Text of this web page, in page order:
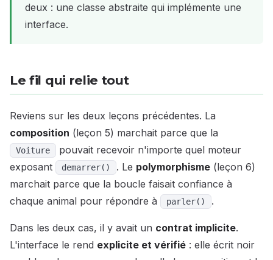
deux : une classe abstraite qui implémente une
interface.
Le fil qui relie tout
Reviens sur les deux leçons précédentes. La
composition (leçon 5) marchait parce que la
Voiture
pouvait recevoir n'importe quel moteur
exposant
demarrer() . Le polymorphisme (leçon 6)
marchait parce que la boucle faisait confiance à
chaque animal pour répondre à
parler() .
Dans les deux cas, il y avait un contrat implicite.
L'interface le rend explicite et vérifié : elle écrit noir